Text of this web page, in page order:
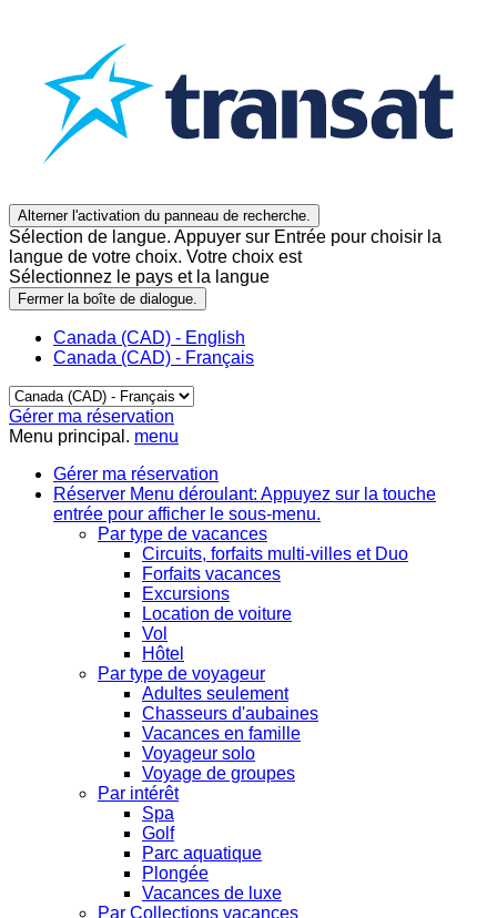
Alterner l'activation du panneau de recherche.
Sélection de langue. Appuyer sur Entrée pour choisir la
langue de votre choix. Votre choix est
Sélectionnez le pays et la langue
Fermer la boîte de dialogue.
Canada (CAD) - English
Canada (CAD) - Français
Gérer ma réservation
Menu principal. menu
Gérer ma réservation
Réserver Menu déroulant: Appuyez sur la touche
entrée pour afficher le sous-menu.
Par type de vacances
Circuits, forfaits multi-villes et Duo
Forfaits vacances
Excursions
Location de voiture
Vol
Hôtel
Par type de voyageur
Adultes seulement
Chasseurs d'aubaines
Vacances en famille
Voyageur solo
Voyage de groupes
Par intérêt
Spa
Golf
Parc aquatique
Plongée
Vacances de luxe
Par Collections vacances